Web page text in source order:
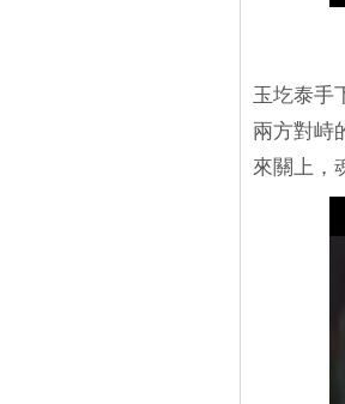
玉圪泰手
兩方對峙
來關上，